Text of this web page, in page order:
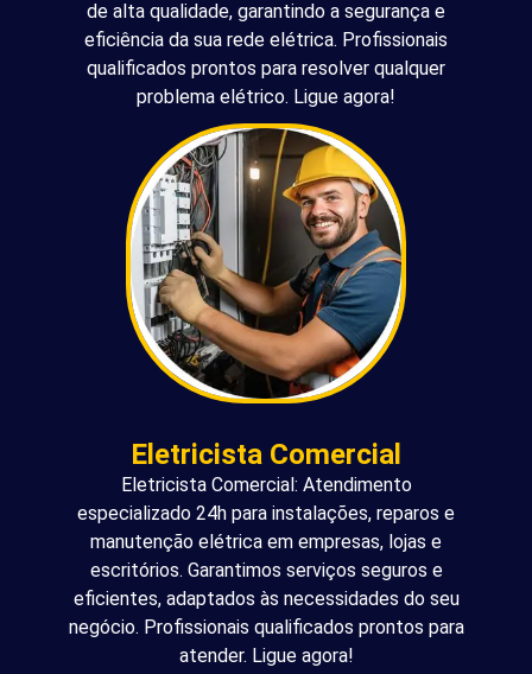
de alta qualidade, garantindo a segurança e
eficiência da sua rede elétrica. Profissionais
qualificados prontos para resolver qualquer
problema elétrico. Ligue agora!
Eletricista Comercial
Eletricista Comercial: Atendimento
especializado 24h para instalações, reparos e
manutenção elétrica em empresas, lojas e
escritórios. Garantimos serviços seguros e
eficientes, adaptados às necessidades do seu
negócio. Profissionais qualificados prontos para
atender. Ligue agora!